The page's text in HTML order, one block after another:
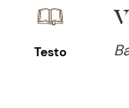
Testo